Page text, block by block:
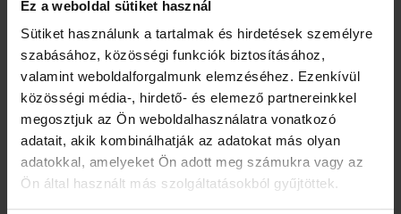
Ez a weboldal sütiket használ
Sütiket használunk a tartalmak és hirdetések személyre
szabásához, közösségi funkciók biztosításához,
valamint weboldalforgalmunk elemzéséhez. Ezenkívül
közösségi média-, hirdető- és elemező partnereinkkel
megosztjuk az Ön weboldalhasználatra vonatkozó
adatait, akik kombinálhatják az adatokat más olyan
adatokkal, amelyeket Ön adott meg számukra vagy az
Ön által használt más szolgáltatásokból gyűjtöttek.
ÉRTESÜLJ ELSŐKÉNT HÍREINKRŐL,
AKCIÓINKRÓL!
10% kedvezményre jogosító kuponnal
ajándékozunk meg (lakossági vásárlás
esetén)
Iratkozz fel hírlevelünkre, és ajándékba adjuk
online recepteskönyvünket 36 inspiráló ötlettel,
hogy az élet szebb és kiegyensúlyozottabb
legyen.
Üdvözlő meglepetésként pedig egy
10%-os
kedvezménykupontis rejtettünk a levélbe.
Email